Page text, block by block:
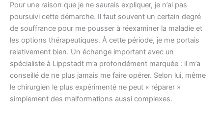
Pour une raison que je ne saurais expliquer, je n’ai pas
poursuivi cette démarche. Il faut souvent un certain degré
de souffrance pour me pousser à réexaminer la maladie et
les options thérapeutiques. À cette période, je me portais
relativement bien. Un échange important avec un
spécialiste à Lippstadt m’a profondément marquée : il m’a
conseillé de ne plus jamais me faire opérer. Selon lui, même
le chirurgien le plus expérimenté ne peut « réparer »
simplement des malformations aussi complexes.